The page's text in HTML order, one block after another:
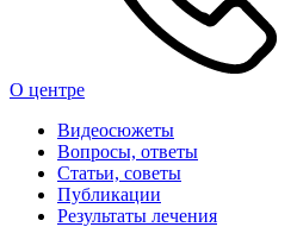
О центре
Видеосюжеты
Вопросы, ответы
Статьи, советы
Публикации
Результаты лечения